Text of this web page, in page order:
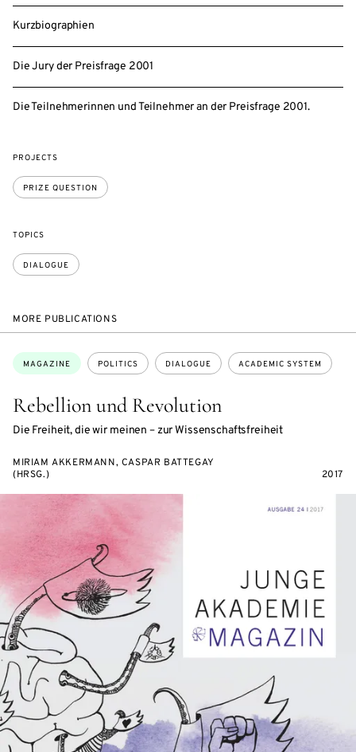
Kurzbiographien
Die Jury der Preisfrage 2001
Die Teilnehmerinnen und Teilnehmer an der Preisfrage 2001.
PROJECTS
PRIZE QUESTION
TOPICS
DIALOGUE
MORE PUBLICATIONS
Rebellion und Revolution
Die Freiheit, die wir meinen – zur Wissenschaftsfreiheit
Topics:
MAGAZINE POLITICS DIALOGUE ACADEMIC SYSTEM
MIRIAM AKKERMANN, CASPAR BATTEGAY
(HRSG.)
2017